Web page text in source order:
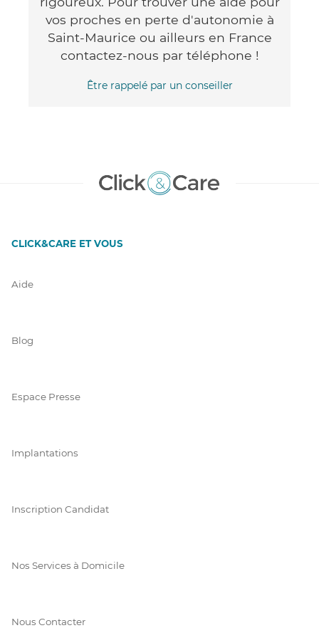
vos proches en perte d'autonomie à
Saint-Maurice ou ailleurs en France
contactez-nous par téléphone !
Être rappelé par un conseiller
CLICK&CARE ET VOUS
Aide
Blog
Espace Presse
Implantations
Inscription Candidat
Nos Services à Domicile
Nous Contacter